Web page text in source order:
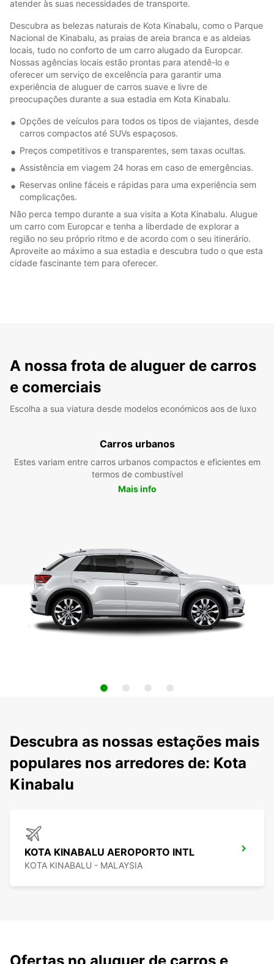
atender às suas necessidades de transporte.
Descubra as belezas naturais de Kota Kinabalu, como o Parque
Nacional de Kinabalu, as praias de areia branca e as aldeias
locais, tudo no conforto de um carro alugado da Europcar.
Nossas agências locais estão prontas para atendê-lo e
oferecer um serviço de excelência para garantir uma
experiência de aluguer de carros suave e livre de
preocupações durante a sua estadia em Kota Kinabalu.
Opções de veículos para todos os tipos de viajantes, desde
carros compactos até SUVs espaçosos.
Preços competitivos e transparentes, sem taxas ocultas.
Assistência em viagem 24 horas em caso de emergências.
Reservas online fáceis e rápidas para uma experiência sem
complicações.
Não perca tempo durante a sua visita a Kota Kinabalu. Alugue
um carro com Europcar e tenha a liberdade de explorar a
região no seu próprio ritmo e de acordo com o seu itinerário.
Aproveite ao máximo a sua estadia e descubra tudo o que esta
cidade fascinante tem para oferecer.
A nossa frota de aluguer de carros
e comerciais
Escolha a sua viatura desde modelos económicos aos de luxo
Carros urbanos
Estes variam entre carros urbanos compactos e eficientes em
termos de combustível
Mais info
Descubra as nossas estações mais
populares nos arredores de: Kota
Kinabalu
KOTA KINABALU AEROPORTO INTL
KOTA KINABALU - MALAYSIA